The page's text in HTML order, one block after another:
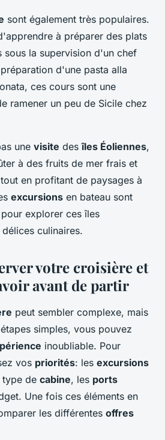
sont également très populaires.
à préparer des plats
sous la supervision d'un chef
d'une pasta alla
ces cours sont une
ramener un peu de Sicile chez
une visite desîles Éoliennes,
à des fruits de mer frais et
en profitant de paysages à
excursions en bateau sont
explorer ces îles
culinaires.
votre croisière et
avant de partir
peut sembler complexe, mais
simples, vous pouvez
inoubliable. Pour
vos priorités: les excursions
type de cabine, les ports
Une fois ces éléments en
les différentes offres